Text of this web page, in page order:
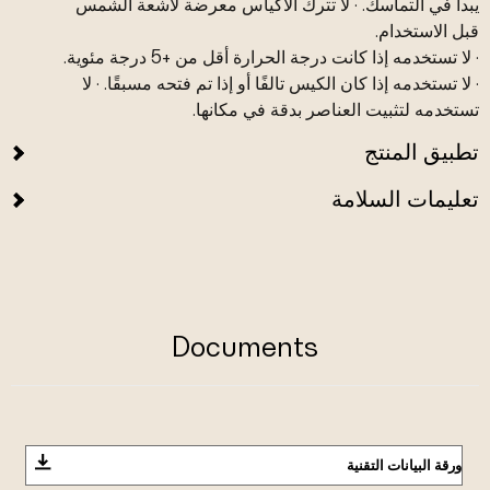
قبل الاستخدام.
· لا تستخدمه إذا كانت درجة الحرارة أقل من +5 درجة مئوية.
· لا تستخدمه إذا كان الكيس تالفًا أو إذا تم فتحه مسبقًا. · لا
تستخدمه لتثبيت العناصر بدقة في مكانها.
تطبيق المنتج
تعليمات السلامة
Documents
ورقة البيانات التقنية